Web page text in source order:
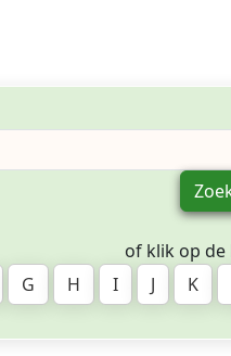
of klik op
G H I J K